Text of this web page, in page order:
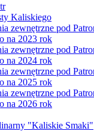
Kaliskiego
zewnętrzne pod
na 2023 rok
zewnętrzne pod
na 2024 rok
zewnętrzne pod
na 2025 rok
zewnętrzne pod
na 2026 rok
"Kaliskie Smaki"